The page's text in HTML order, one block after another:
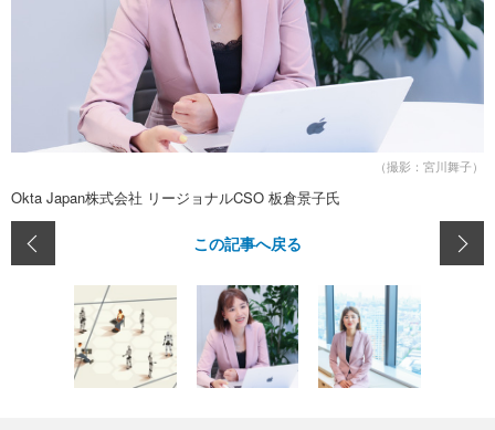
（撮影：宮川舞子）
Okta Japan株式会社 リージョナルCSO 板倉景子氏
この記事へ戻る